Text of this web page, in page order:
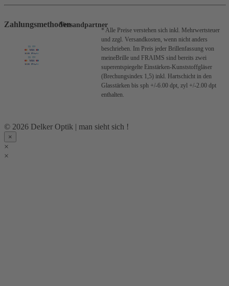
ZahlungsmethodenVersandpartner
* Alle Preise verstehen sich inkl. Mehrwertsteuer
und zzgl. Versandkosten, wenn nicht anders
beschrieben. Im Preis jeder Brillenfassung von
meineBrille und FRAIMS sind bereits zwei
superentspiegelte Einstärken-Kunststoffgläser
(Brechungsindex 1,5) inkl. Hartschicht in den
Glasstärken bis sph +/-6.00 dpt, zyl +/-2.00 dpt
enthalten.
© 2026 Delker Optik | man sieht sich !
×
×
×